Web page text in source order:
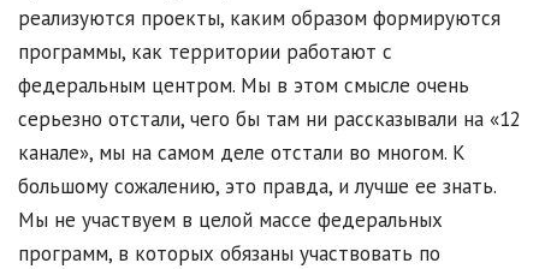
реализуются проекты, каким образом формируются
программы, как территории работают с
федеральным центром. Мы в этом смысле очень
серьезно отстали, чего бы там ни рассказывали на «12
канале», мы на самом деле отстали во многом. К
большому сожалению, это правда, и лучше ее знать.
Мы не участвуем в целой массе федеральных
программ, в которых обязаны участвовать по